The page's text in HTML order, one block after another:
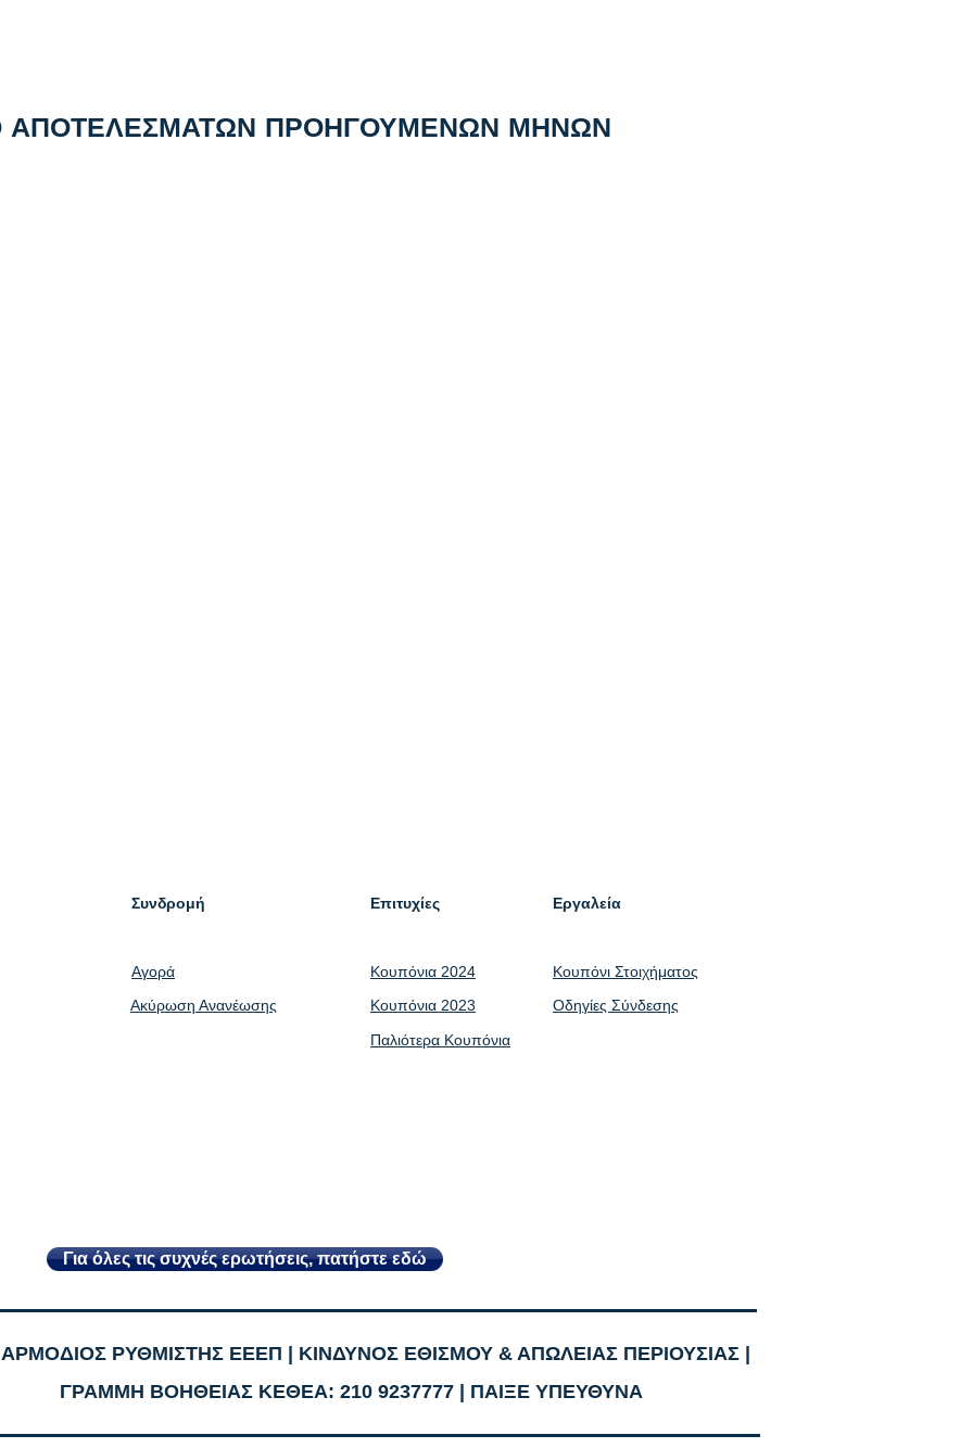
ΑΠΟΤΕΛΕΣΜΑΤΩΝ ΠΡΟΗΓΟΥΜΕΝΩΝ ΜΗΝΩΝ
Συνδρομή
Αγορά
Ακύρωση Ανανέωσης
Επιτυχίες Εργαλεία
Κουπόνια 2024
Κουπόνια 2023
Κουπόνι Στοιχήματος
Οδηγίες Σύνδεσης
Παλιότερα Κουπόνια
Για όλες τις συχνές ερωτήσεις, πατήστε εδώ
ΑΡΜΟΔΙΟΣ ΡΥΘΜΙΣΤΗΣ ΕΕΕΠ | ΚΙΝΔΥΝΟΣ ΕΘΙΣΜΟΥ & ΑΠΩΛΕΙΑΣ ΠΕΡΙΟΥΣΙΑΣ |
ΓΡΑΜΜΗ ΒΟΗΘΕΙΑΣ ΚΕΘΕΑ: 210 9237777 | ΠΑΙΞΕ ΥΠΕΥΘΥΝΑ